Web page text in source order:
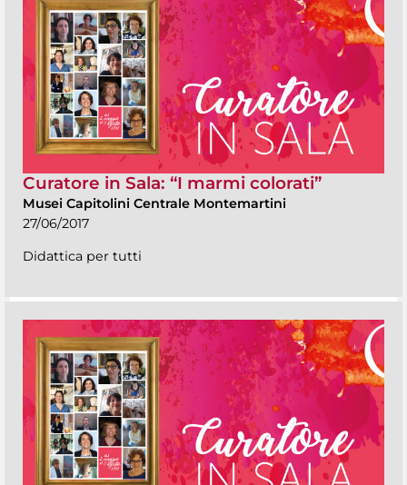
Curatore in Sala: “I marmi colorati”
Musei Capitolini Centrale Montemartini
27/06/2017
Didattica per tutti